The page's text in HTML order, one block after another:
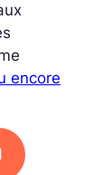
encore